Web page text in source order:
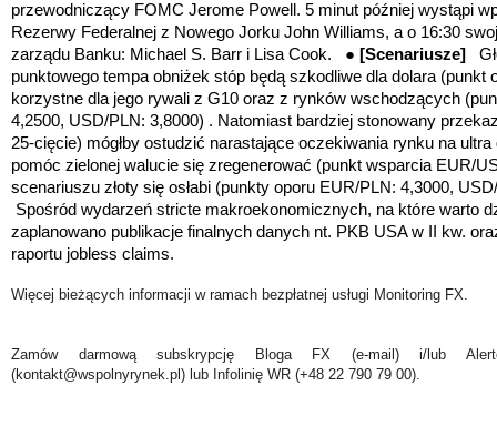
przewodniczący FOMC Jerome Powell. 5 minut później wystąpi
Rezerwy Federalnej z Nowego Jorku John Williams, a o 16:30
zarządu Banku: Michael S. Barr i Lisa Cook. ● [Scenariusze]
punktowego tempa obniżek stóp będą szkodliwe dla dolara (punkt
korzystne dla jego rywali z G10 oraz z rynków wschodzących (
4,2500, USD/PLN: 3,8000) . Natomiast bardziej stonowany
25-cięcie) mógłby ostudzić narastające oczekiwania rynku na ultra
pomóc zielonej walucie się zregenerować (punkt wsparcia EUR/
scenariuszu złoty się osłabi (punkty oporu EUR/PLN: 4,3000,
Spośród wydarzeń stricte makroekonomicznych, na które warto
zaplanowano publikacje finalnych danych nt. PKB USA w II kw.
raportu jobless claims.
Więcej bieżących informacji w ramach bezpłatnej usługi Monitoring FX.
Zamów darmową subskrypcję Bloga FX (e-mail) i/lub
(kontakt@wspolnyrynek.pl) lub Infolinię WR (+48 22 790 79 00).